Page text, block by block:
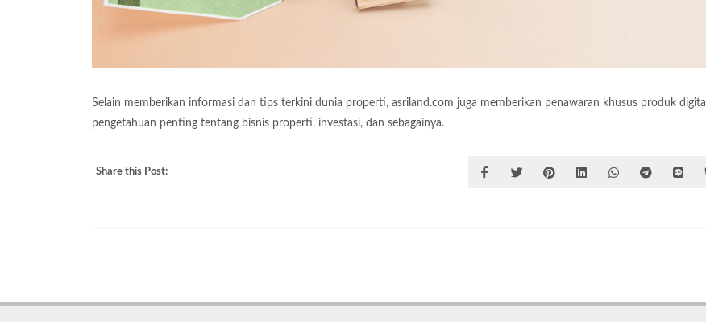
Selain memberikan informasi dan tips terkini dunia properti, asriland.com juga memberikan penawaran khusus produk digital
pengetahuan penting tentang bisnis properti, investasi, dan sebagainya.
Share this Post: